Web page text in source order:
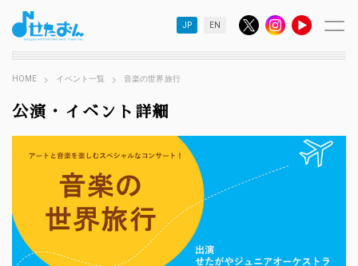
JP EN
HOME イベント一覧 音楽の世界旅行
公演・イベント詳細